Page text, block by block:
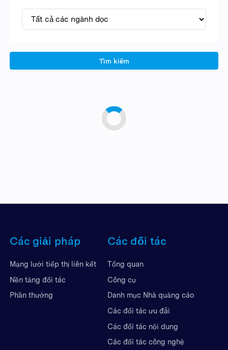
Tìm kiếm
Các giải pháp
Mạng lưới tiếp thị liên kết
Nền tảng đối tác
Phần thưởng
Các đối tác
Tổng quan
Công cụ
Danh mục Nhà quảng cáo
Các đối tác ưu đãi
Các đối tác nội dung
Các đối tác công nghệ